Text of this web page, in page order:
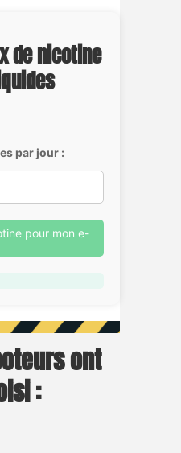
de nicotine
par jour :
pour mon e-
ont
: